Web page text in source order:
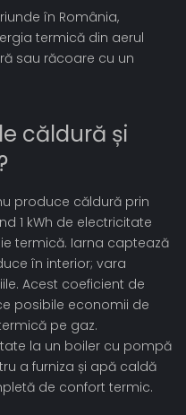
în România,
termică din aerul
sau răcoare cu un
căldură și
produce căldură prin
1 kWh de electricitate
termică. Iarna captează
în interior; vara
Acest coeficient de
posibile economii de
pe gaz.
la un boiler cu pompă
a furniza și apă caldă
de confort termic.